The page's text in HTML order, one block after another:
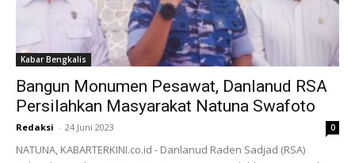
Kabar Bengkalis
Bangun Monumen Pesawat, Danlanud RSA
Persilahkan Masyarakat Natuna Swafoto
Redaksi - 24 Juni 2023 0
NATUNA, KABARTERKINI.co.id - Danlanud Raden Sadjad (RSA)